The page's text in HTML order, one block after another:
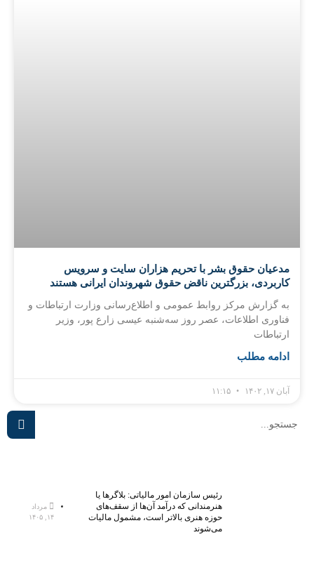
مدعیان حقوق بشر با تحریم هزاران سایت و سرویس
کاربردی، بزرگترین ناقض حقوق شهروندان ایرانی هستند
به گزارش مرکز روابط عمومی و اطلاع‌رسانی وزارت ارتباطات و
فناوری اطلاعات، عصر روز سه‌شنبه عیسی زارع پور، وزیر
ارتباطات
ادامه مطلب
آبان ۱۷, ۱۴۰۲
رئیس سازمان امور مالیاتی: بلاگر‌ها یا
هنرمندانی که درآمد آن‌ها از سقف‌های
حوزه هنری بالاتر است، مشمول مالیات
می‌شوند
مرداد
۱۴, ۱۴۰۵